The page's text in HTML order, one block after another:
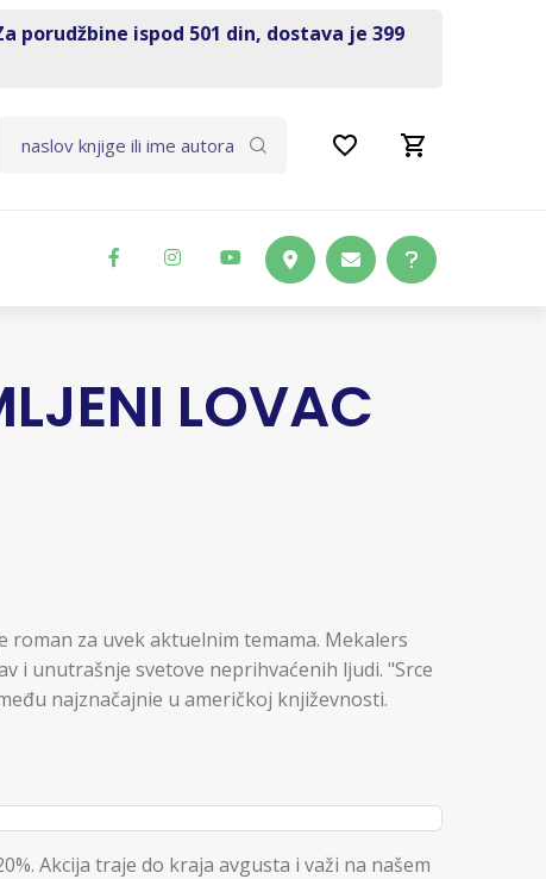
porudžbine ispod 501 din, dostava je 399
LOVAC
roman za uvek aktuelnim temama. Mekalers
i unutrašnje svetove neprihvaćenih ljudi. "Srce
najznačajnie u američkoj književnosti.
Akcija traje do kraja avgusta i važi na našem